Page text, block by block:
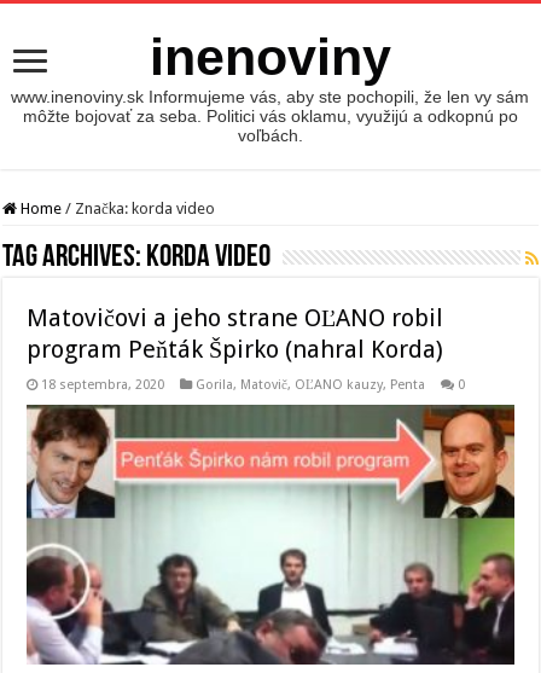
inenoviny
www.inenoviny.sk Informujeme vás, aby ste pochopili, že len vy sám
môžte bojovať za seba. Politici vás oklamu, využijú a odkopnú po
voľbách.
Home / Značka: korda video
Tag Archives: korda video
Matovičovi a jeho strane OĽANO robil
program Peňták Špirko (nahral Korda)
18 septembra, 2020 Gorila, Matovič, OĽANO kauzy, Penta 0